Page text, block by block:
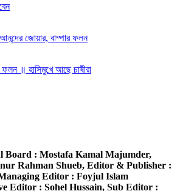
আনন্দের জোয়ার, বাম্পার ফলন
ফলন ॥ হাসিমুখে আছে চাষীরা
Board : Mostafa Kamal Majumder,
Rahman Shueb, Editor & Publisher :
Editor : Foyjul Islam
Editor : Sohel Hussain, Sub Editor :